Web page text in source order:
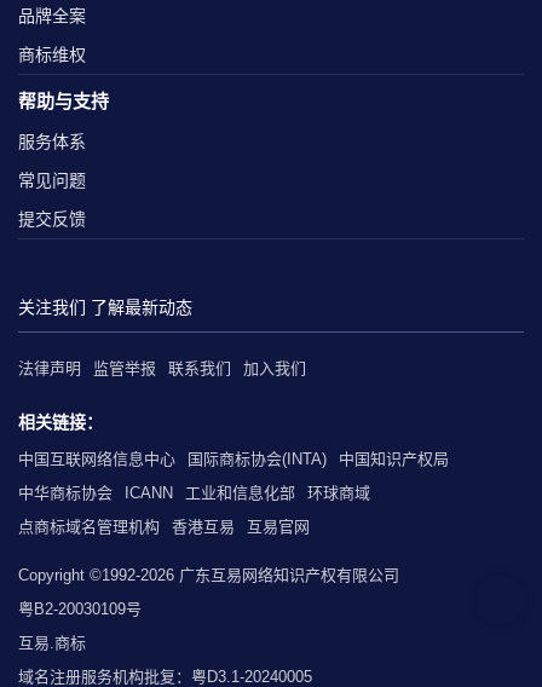
品牌全案
商标维权
帮助与支持
服务体系
常见问题
提交反馈
关注我们 了解最新动态
法律声明 监管举报 联系我们 加入我们
相关链接：
中国互联网络信息中心 国际商标协会(INTA)
中国知识产权局
中华商标协会
ICANN 工业和信息化部
环球商域
点商标域名管理机构
香港互易 互易官网
Copyright ©1992-2026 广东互易网络知识产权有限公司
粤B2-20030109号
互易.商标
域名注册服务机构批复：粤D3.1-20240005